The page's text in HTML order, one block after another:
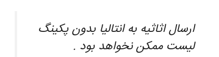
ارسال اثاثیه به انتالیا بدون پکینگ
لیست ممکن نخواهد بود .